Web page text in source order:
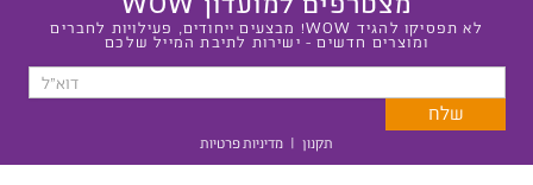
לא תפסיקו להגיד WOW! מבצעים ייחודים, פעילויות לחברים
ומוצרים חדשים - ישירות לתיבת המייל שלכם
תקנון | מדיניות פרטיות